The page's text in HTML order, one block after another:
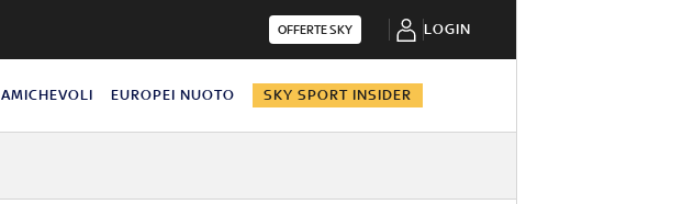
OFFERTE SKY LOGIN
AMICHEVOLI EUROPEI NUOTO SKY SPORT INSIDER